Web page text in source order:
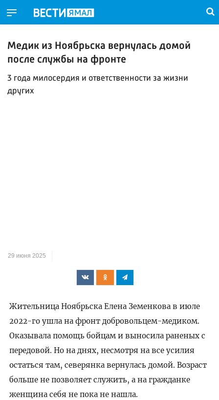
Медик из Ноябрьска вернулась домой
после службы на фронте
3 года милосердия и ответственности за жизни
других
29 июня 2025
Жительница Ноябрьска Елена Земенкова в июле
2022-го ушла на фронт добровольцем-медиком.
Оказывала помощь бойцам и выносила раненых с
передовой. Но на днях, несмотря на все усилия
остаться там, северянка вернулась домой. Возраст
больше не позволяет служить, а на гражданке
женщина себя не пока не нашла.